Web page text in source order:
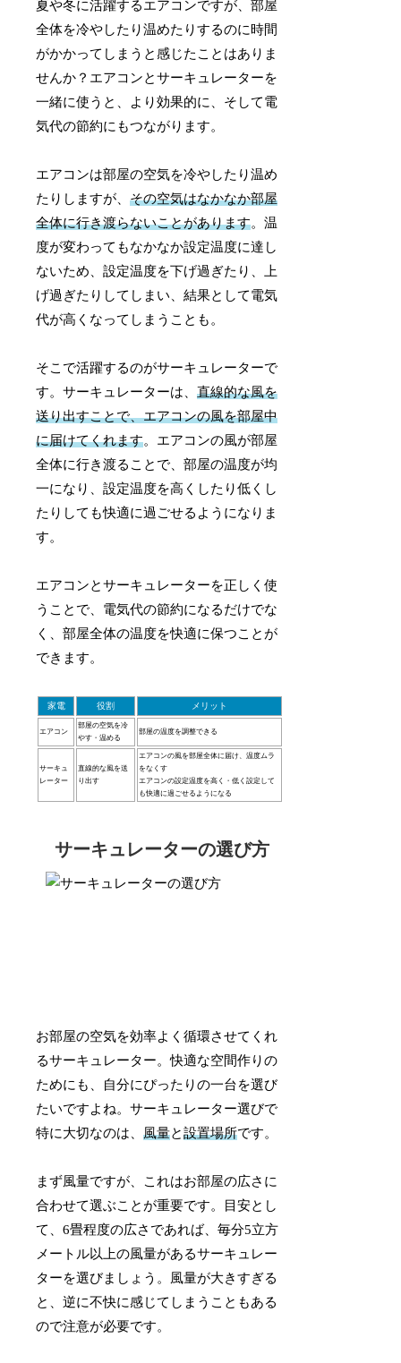
夏や冬に活躍するエアコンですが、部屋
全体を冷やしたり温めたりするのに時間
がかかってしまうと感じたことはありま
せんか？エアコンとサーキュレーターを
一緒に使うと、より効果的に、そして電
気代の節約にもつながります。
エアコンは部屋の空気を冷やしたり温め
たりしますが、その空気はなかなか部屋
全体に行き渡らないことがあります。温
度が変わってもなかなか設定温度に達し
ないため、設定温度を下げ過ぎたり、上
げ過ぎたりしてしまい、結果として電気
代が高くなってしまうことも。
そこで活躍するのがサーキュレーターで
す。サーキュレーターは、直線的な風を
送り出すことで、エアコンの風を部屋中
に届けてくれます。エアコンの風が部屋
全体に行き渡ることで、部屋の温度が均
一になり、設定温度を高くしたり低くし
たりしても快適に過ごせるようになりま
す。
エアコンとサーキュレーターを正しく使
うことで、電気代の節約になるだけでな
く、部屋全体の温度を快適に保つことが
できます。
家電 役割 メリット
エアコン
部屋の空気を冷
やす・温める
部屋の温度を調整できる
サーキュ
レーター
直線的な風を送
り出す
エアコンの風を部屋全体に届け、温度ムラ
をなくす
エアコンの設定温度を高く・低く設定して
も快適に過ごせるようになる
サーキュレーターの選び方
お部屋の空気を効率よく循環させてくれ
るサーキュレーター。快適な空間作りの
ためにも、自分にぴったりの一台を選び
たいですよね。サーキュレーター選びで
特に大切なのは、風量と設置場所です。
まず風量ですが、これはお部屋の広さに
合わせて選ぶことが重要です。目安とし
て、6畳程度の広さであれば、毎分5立方
メートル以上の風量があるサーキュレー
ターを選びましょう。風量が大きすぎる
と、逆に不快に感じてしまうこともある
ので注意が必要です。